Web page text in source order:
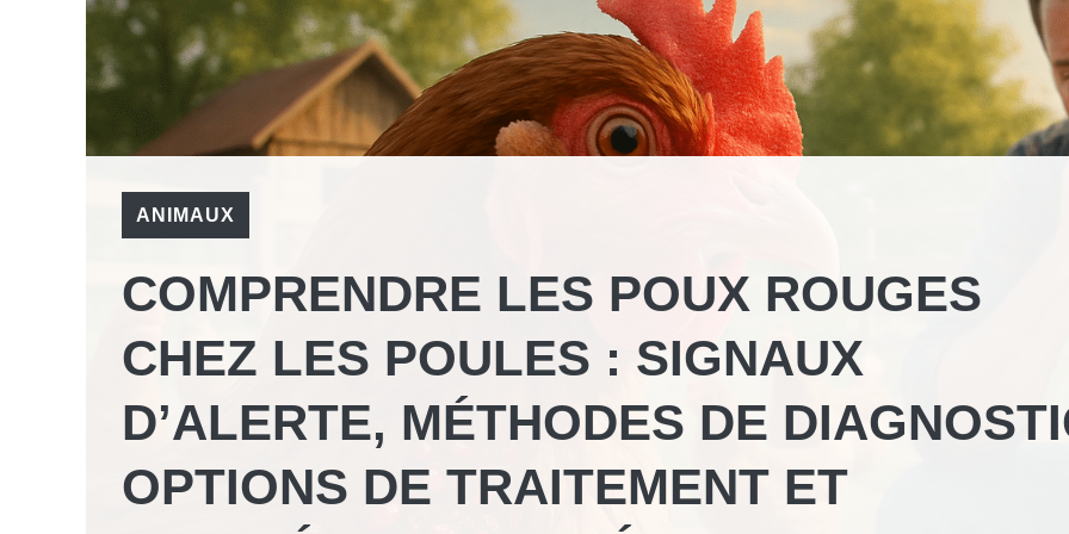
ANIMAUX
COMPRENDRE LES POUX ROUGES
CHEZ LES POULES : SIGNAUX
D’ALERTE, MÉTHODES DE
OPTIONS DE TRAITEMENT ET